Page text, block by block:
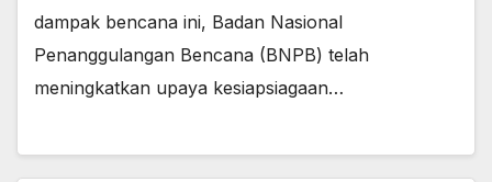
dampak bencana ini, Badan Nasional
Penanggulangan Bencana (BNPB) telah
meningkatkan upaya kesiapsiagaan…